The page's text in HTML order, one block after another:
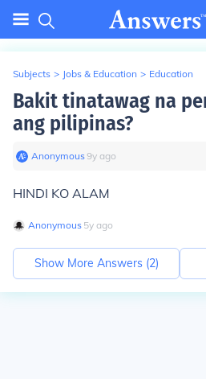
Subjects > Jobs & Education > Education
Bakit tinatawag na
ang pilipinas?
Anonymous∙9y ago
HINDI KO ALAM
Anonymous∙ 5y ago
Show More Answers (2)